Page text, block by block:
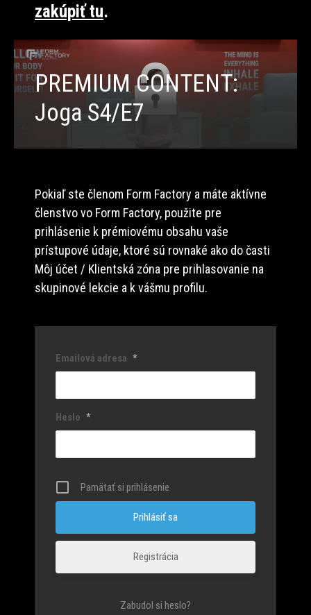
zakúpiť tu.
PREMIUM CONTENT:
Joga S4/E7
Pokiaľ ste členom Form Factory a máte aktívne
členstvo vo Form Factory, použite pre
prihlásenie k prémiovému obsahu vaše
prístupové údaje, ktoré sú rovnaké ako do časti
Môj účet / Klientská zóna pre prihlasovanie na
skupinové lekcie a k vášmu profilu.
Emailová adresa *
Heslo *
Pamätať si prihlásenie
Registrácia
Zabudol si heslo?